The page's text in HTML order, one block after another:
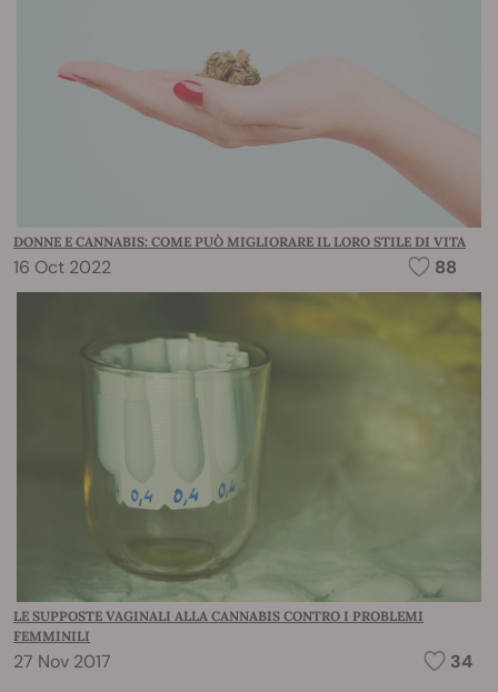
DONNE E CANNABIS: COME PUÒ MIGLIORARE IL LORO STILE DI VITA
16 Oct 2022 88
LE SUPPOSTE VAGINALI ALLA CANNABIS CONTRO I PROBLEMI
FEMMINILI
27 Nov 2017 34